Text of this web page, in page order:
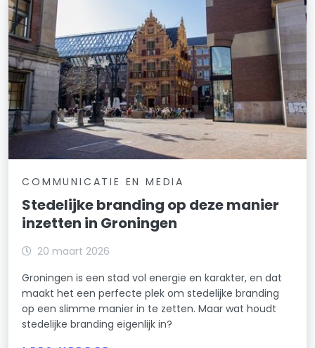
COMMUNICATIE EN MEDIA
Stedelijke branding op deze manier
inzetten in Groningen
20 maart 2026
Groningen is een stad vol energie en karakter, en dat
maakt het een perfecte plek om stedelijke branding
op een slimme manier in te zetten. Maar wat houdt
stedelijke branding eigenlijk in?